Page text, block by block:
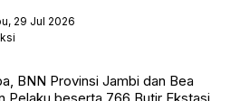
29 Jul 2026
BNN Provinsi Jambi dan Bea